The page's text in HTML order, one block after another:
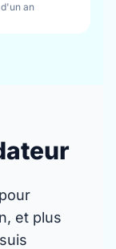
an
et plus